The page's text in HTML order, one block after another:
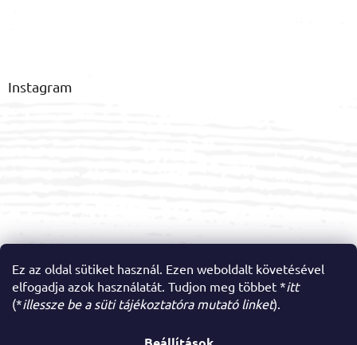
Ez az oldal sütiket használ. Ezen weboldalt követésével
elfogadja azok használatát. Tudjon meg többet *itt
(*illessze be a süti tájékoztatóra mutató linket).
Instagram
Kövessen minket az Instagramon